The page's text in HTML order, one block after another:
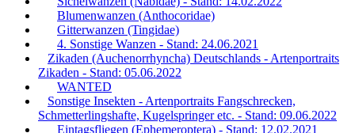
Blumenwanzen (Anthocoridae)
Gitterwanzen (Tingidae)
4. Sonstige Wanzen - Stand: 24.06.2021
Zikaden (Auchenorrhyncha) Deutschlands - Artenportraits
Zikaden - Stand: 05.06.2022
WANTED
Sonstige Insekten - Artenportraits Fangschrecken,
Schmetterlingshafte, Kugelspringer etc. - Stand: 09.06.2022
Eintagsfliegen (Ephemeroptera) - Stand: 12.02.2021